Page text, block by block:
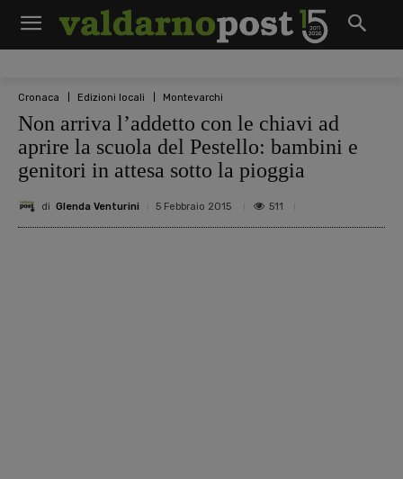
Cronaca Edizioni locali Montevarchi
Non arriva l’addetto con le chiavi ad
aprire la scuola del Pestello: bambini e
genitori in attesa sotto la pioggia
di Glenda Venturini 5 Febbraio 2015 511